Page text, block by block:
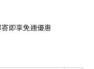
即享免運優惠